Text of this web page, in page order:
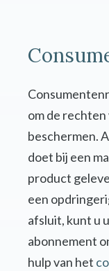
om de
beschermen.
doet bij een
product
een
afsluit, kunt u
abonnement
hulp van het